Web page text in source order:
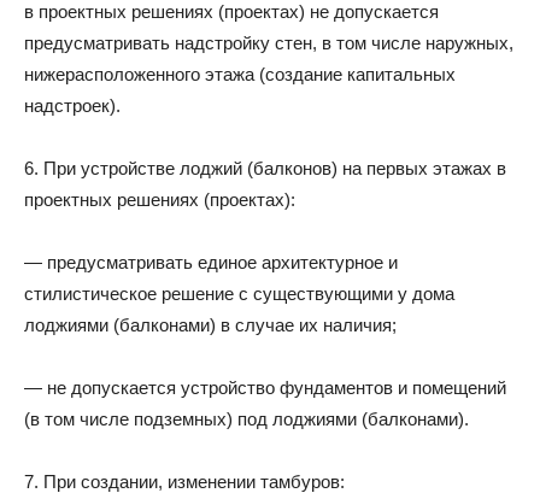
в проектных решениях (проектах) не допускается
предусматривать надстройку стен, в том числе наружных,
нижерасположенного этажа (создание капитальных
надстроек).
6. При устройстве лоджий (балконов) на первых этажах в
проектных решениях (проектах):
— предусматривать единое архитектурное и
стилистическое решение с существующими у дома
лоджиями (балконами) в случае их наличия;
— не допускается устройство фундаментов и помещений
(в том числе подземных) под лоджиями (балконами).
7. При создании, изменении тамбуров: